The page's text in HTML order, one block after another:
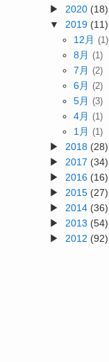
2020 (18)
2019 (11)
12月 (1)
8月 (1)
7月 (2)
6月 (2)
5月 (3)
4月 (1)
1月 (1)
2018 (28)
2017 (34)
2016 (16)
2015 (27)
2014 (36)
2013 (54)
2012 (92)